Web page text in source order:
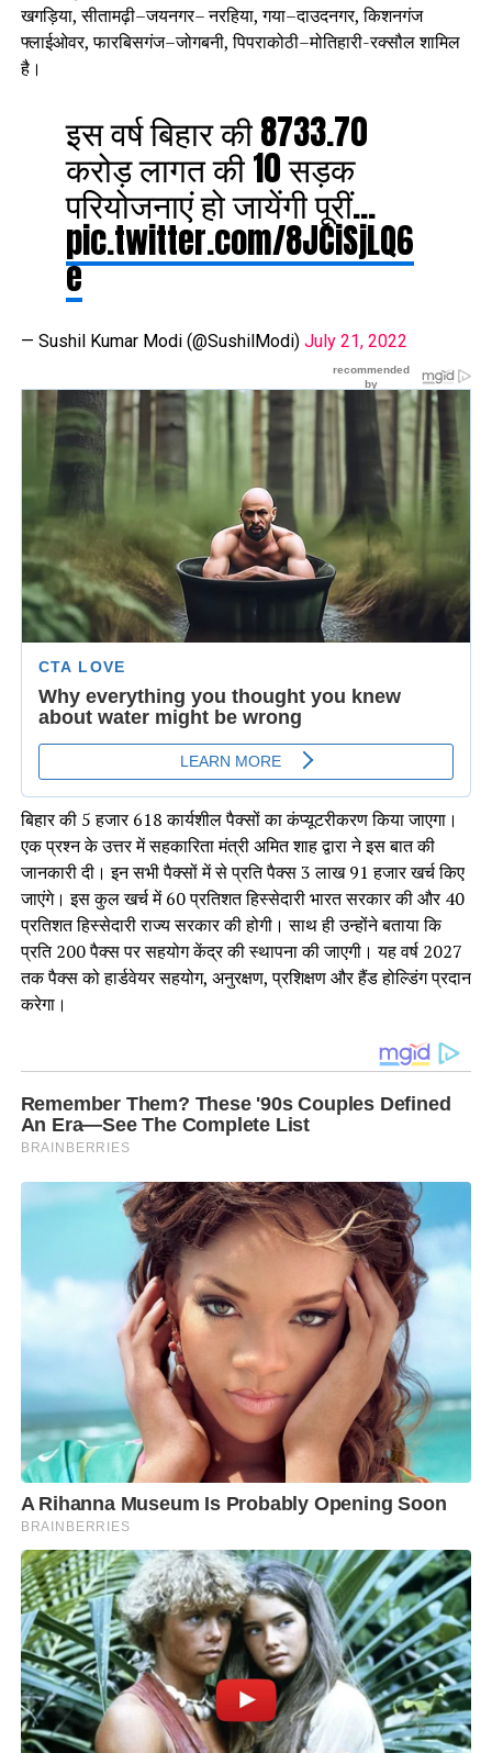
खगड़िया, सीतामढ़ी–जयनगर– नरहिया, गया–दाउदनगर, किशनगंज
फ्लाईओवर, फारबिसगंज–जोगबनी, पिपराकोठी–मोतिहारी-रक्सौल शामिल
है।
इस वर्ष बिहार की 8733.70
करोड़ लागत की 10 सड़क
परियोजनाएं हो जायेंगी पूरीं…
pic.twitter.com/8JCiSjLQ6
e
— Sushil Kumar Modi (@SushilModi) July 21, 2022
बिहार की 5 हजार 618 कार्यशील पैक्सों का कंप्यूटरीकरण किया जाएगा।
एक प्रश्न के उत्तर में सहकारिता मंत्री अमित शाह द्वारा ने इस बात की
जानकारी दी। इन सभी पैक्सों में से प्रति पैक्स 3 लाख 91 हजार खर्च किए
जाएंगे। इस कुल खर्च में 60 प्रतिशत हिस्सेदारी भारत सरकार की और 40
प्रतिशत हिस्सेदारी राज्य सरकार की होगी। साथ ही उन्होंने बताया कि
प्रति 200 पैक्स पर सहयोग केंद्र की स्थापना की जाएगी। यह वर्ष 2027
तक पैक्स को हार्डवेयर सहयोग, अनुरक्षण, प्रशिक्षण और हैंड होल्डिंग प्रदान
करेगा।